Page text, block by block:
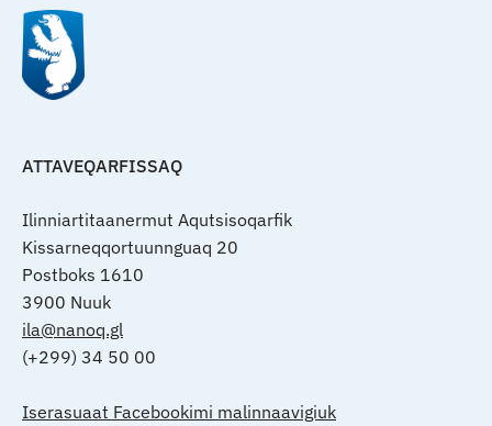
ATTAVEQARFISSAQ
Ilinniartitaanermut Aqutsisoqarfik
Kissarneqqortuunnguaq 20
Postboks 1610
3900 Nuuk
ila@nanoq.gl
(+299) 34 50 00
Iserasuaat Facebookimi malinnaavigiuk